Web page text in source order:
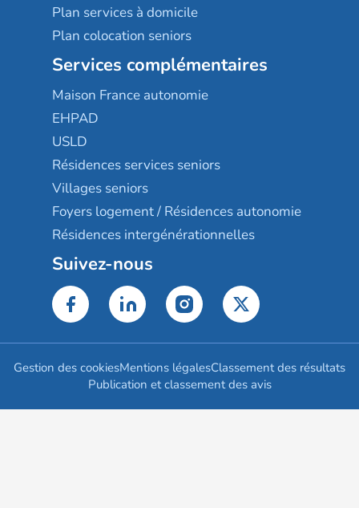
Plan services à domicile
Plan colocation seniors
Services complémentaires
Maison France autonomie
EHPAD
USLD
Résidences services seniors
Villages seniors
Foyers logement / Résidences autonomie
Résidences intergénérationnelles
Suivez-nous
Gestion des cookiesMentions légalesClassement des résultats
Publication et classement des avis